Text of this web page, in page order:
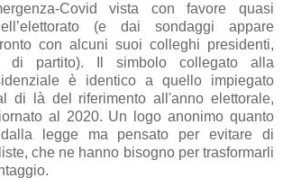
Covid vista con favore quasi
(e dai sondaggi appare
con alcuni suoi colleghi presidenti,
di partito).
Il simbolo collegato alla
è identico a quello impiegato
di là del riferimento all'anno elettorale,
al 2020. Un logo anonimo quanto
legge ma pensato per evitare di
che ne hanno bisogno per trasformarli